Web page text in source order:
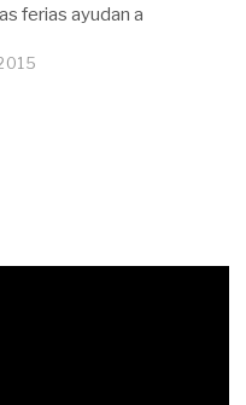
ferias ayudan a